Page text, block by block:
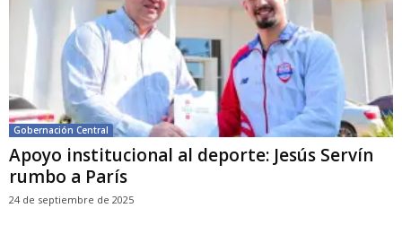
Gobernación Central
Apoyo institucional al deporte: Jesús Servín
rumbo a París
24 de septiembre de 2025